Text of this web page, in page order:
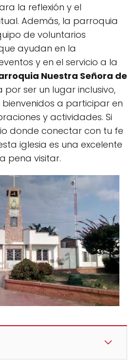
la reflexión y el
Además, la parroquia
de voluntarios
ayudan en la
y en el servicio a la
Nuestra Señora de
por ser un lugar inclusivo,
a participar en
y actividades. Si
donde conectar con tu fe
iglesia es una excelente
pena visitar.